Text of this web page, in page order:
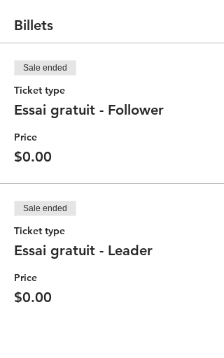
Billets
Sale ended
Ticket type
Essai gratuit - Follower
Price
$0.00
Sale ended
Ticket type
Essai gratuit - Leader
Price
$0.00